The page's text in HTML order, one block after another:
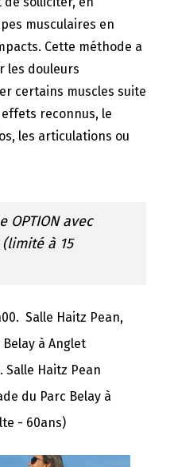
musculaires en
Cette méthode a
les douleurs
certains muscles suite
reconnus, le
les articulations ou
OPTION avec
à 15
Salle Haitz Pean,
à Anglet
Salle Haitz Pean
du Parc Belay à
- 60ans)